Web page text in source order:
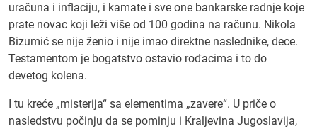
uračuna i inflaciju, i kamate i sve one bankarske radnje koje
prate novac koji leži više od 100 godina na računu. Nikola
Bizumić se nije ženio i nije imao direktne naslednike, dece.
Testamentom je bogatstvo ostavio rođacima i to do
devetog kolena.
I tu kreće „misterija“ sa elementima „zavere“. U priče o
nasledstvu počinju da se pominju i Kraljevina Jugoslavija,